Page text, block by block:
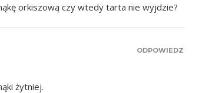
orkiszową czy wtedy tarta nie wyjdzie?
żytniej.
ODPOWIEDZ